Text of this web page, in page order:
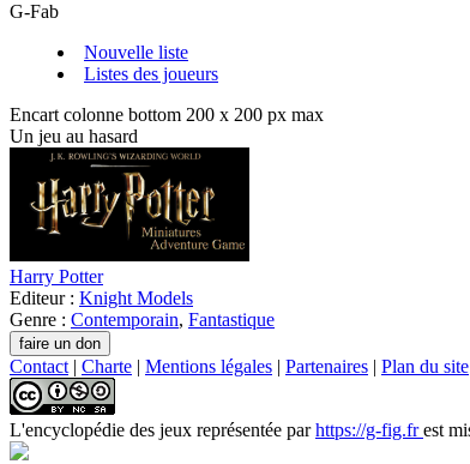
G-Fab
Nouvelle liste
Listes des joueurs
Encart colonne bottom 200 x 200 px max
Un jeu au hasard
Harry Potter
Editeur : Knight Models
Genre : Contemporain, Fantastique
Contact | Charte | Mentions légales | Partenaires | Plan du site
L'encyclopédie des jeux représentée parhttps://g-fig.frest